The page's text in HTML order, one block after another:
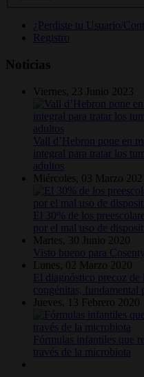
¿Perdiste tu Usuario/
Registro
Noticias
Viernes, 23 Junio 2023
Vall d’Hebron pone en
integral para tratar los
adultos
Miércoles, 03 Marzo
El 30% de los
por el mal uso de
Martes, 30 Junio 2020
Visto bueno para
Lunes, 02 Marzo 2020
El diagnóstico precoz de
congénitas, fundamental
Jueves, 13 Febrero 2020
Fórmulas infantiles que
través de la microbiota